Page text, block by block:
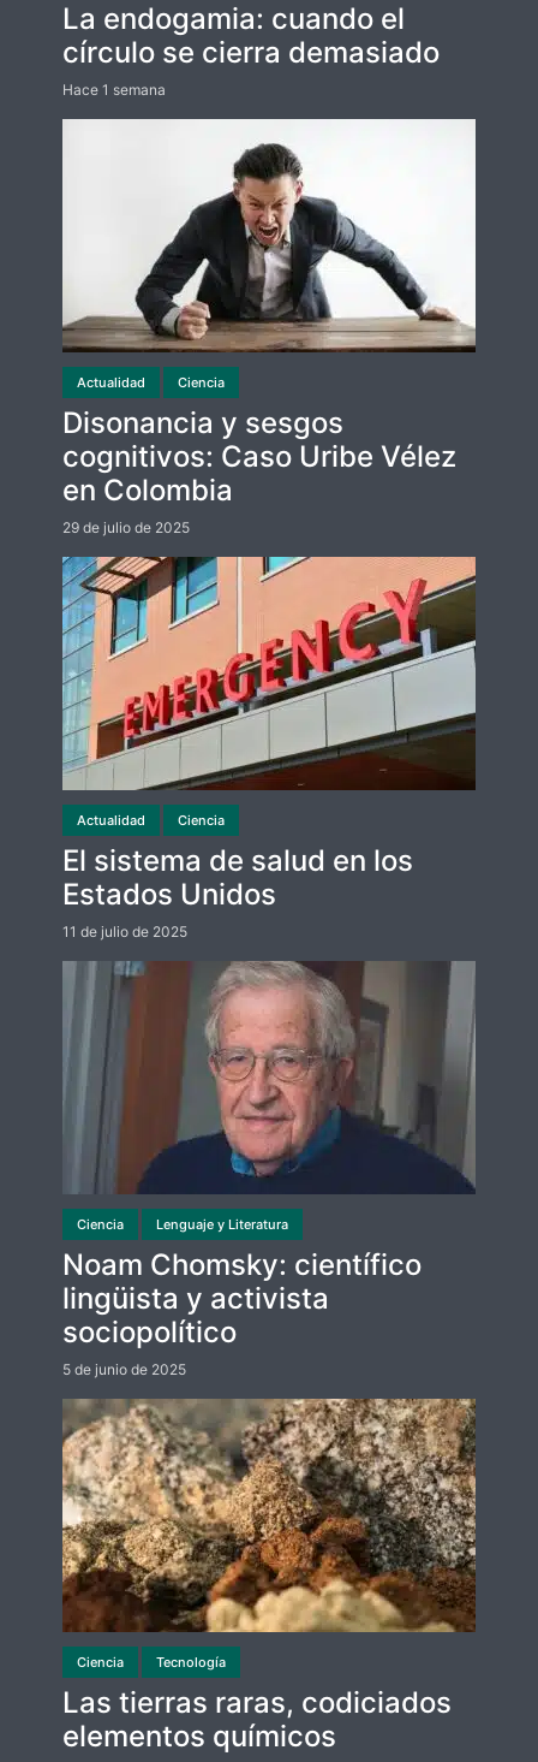
La endogamia: cuando el
círculo se cierra demasiado
Hace 1 semana
Actualidad Ciencia
Disonancia y sesgos
cognitivos: Caso Uribe Vélez
en Colombia
29 de julio de 2025
Actualidad Ciencia
El sistema de salud en los
Estados Unidos
11 de julio de 2025
Ciencia Lenguaje y Literatura
Noam Chomsky: científico
lingüista y activista
sociopolítico
5 de junio de 2025
Ciencia Tecnología
Las tierras raras, codiciados
elementos químicos